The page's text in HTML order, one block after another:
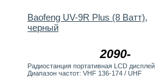
2090-
Baofeng UV-9R Plus (8 Ватт),
черный
Радиостанция портативная LCD дисплей
Диапазон частот: VHF 136-174 / UHF